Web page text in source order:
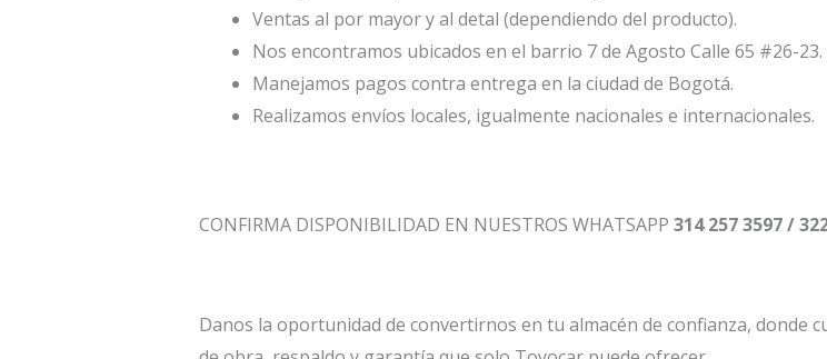
Ventas al por mayor y al detal (dependiendo del producto).
Nos encontramos ubicados en el barrio 7 de Agosto Calle 65 #26-23.
Manejamos pagos contra entrega en la ciudad de Bogotá.
Realizamos envíos locales, igualmente nacionales e internacionales.
CONFIRMA DISPONIBILIDAD EN NUESTROS WHATSAPP 314 257 3597 /
Danos la oportunidad de convertirnos en tu almacén de confianza, donde